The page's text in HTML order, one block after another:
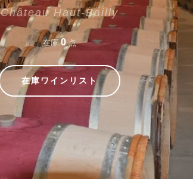
Château Haut-Bailly
在庫0点
在庫ワインリスト